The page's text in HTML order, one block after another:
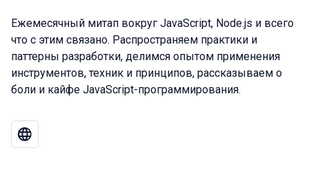
Ежемесячный митап вокруг JavaScript, Node.js и всего
что с этим связано. Распространяем практики и
паттерны разработки, делимся опытом применения
инструментов, техник и принципов, рассказываем о
боли и кайфе JavaScript-программирования.